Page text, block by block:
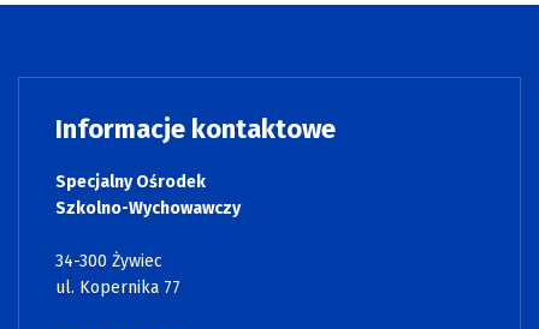
Informacje kontaktowe
Specjalny Ośrodek
Szkolno-Wychowawczy
34-300 Żywiec
ul. Kopernika 77